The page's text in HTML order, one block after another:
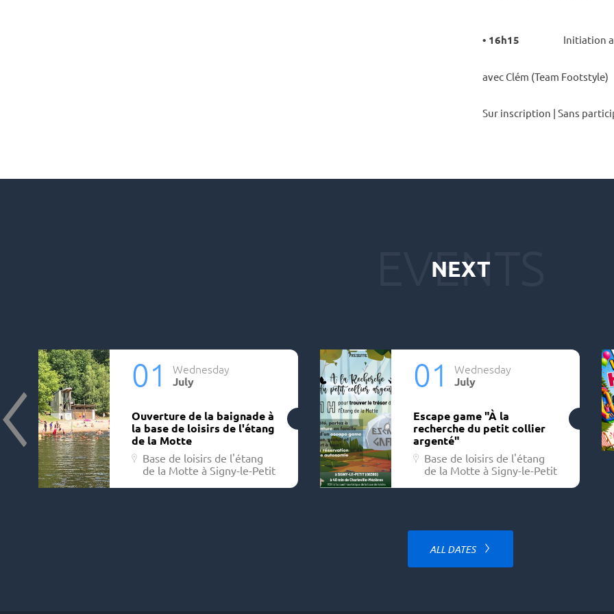
• 16h15 Initia­tion
avec Clém (Team Foot­style)
Sur inscrip­tion | Sans
NEXT
Ouverture de la baignade à
la base de loisirs de l'étang
de la Motte
Base de loisirs de l'étang
de la Motte à Signy-le-Petit
Wednesday
01 July
Escape game "À la
recherche du petit collier
argenté"
Base de loisirs de l'étang
de la Motte à Signy-le-Petit
Wednesday
01 July
ALL DATES